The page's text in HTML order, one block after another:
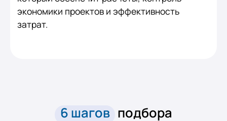
экономики проектов и эффективность
затрат.
6 шагов подбора